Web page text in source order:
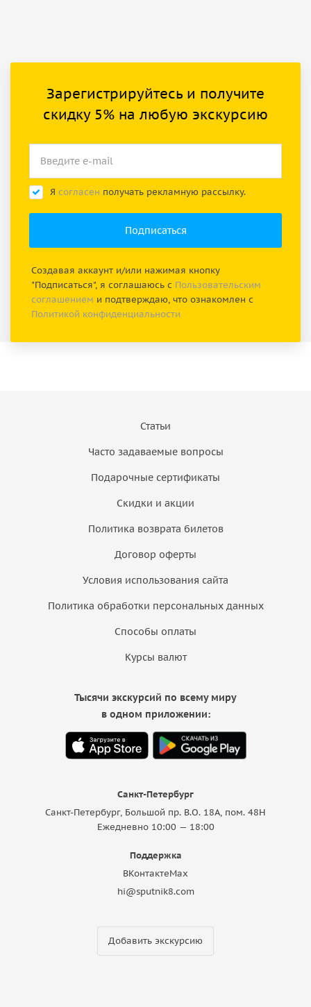
Зарегистрируйтесь и получите
скидку 5% на любую экскурсию
Я согласен получать рекламную рассылку.
Создавая аккаунт и/или нажимая кнопку
"Подписаться", я соглашаюсь с Пользовательским
соглашением и подтверждаю, что ознакомлен с
Политикой конфиденциальности
Статьи
Часто задаваемые вопросы
Подарочные сертификаты
Скидки и акции
Политика возврата билетов
Договор оферты
Условия использования сайта
Политика обработки персональных данных
Способы оплаты
Курсы валют
Санкт-Петербург
Санкт-Петербург, Большой пр. В.О. 18A, пом. 48Н
Ежедневно 10:00 — 18:00
Поддержка
ВКонтактеMax
hi@sputnik8.com
Добавить экскурсию
Тысячи экскурсий по всему миру
в одном приложении: